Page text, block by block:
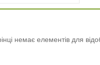
немає елементів для